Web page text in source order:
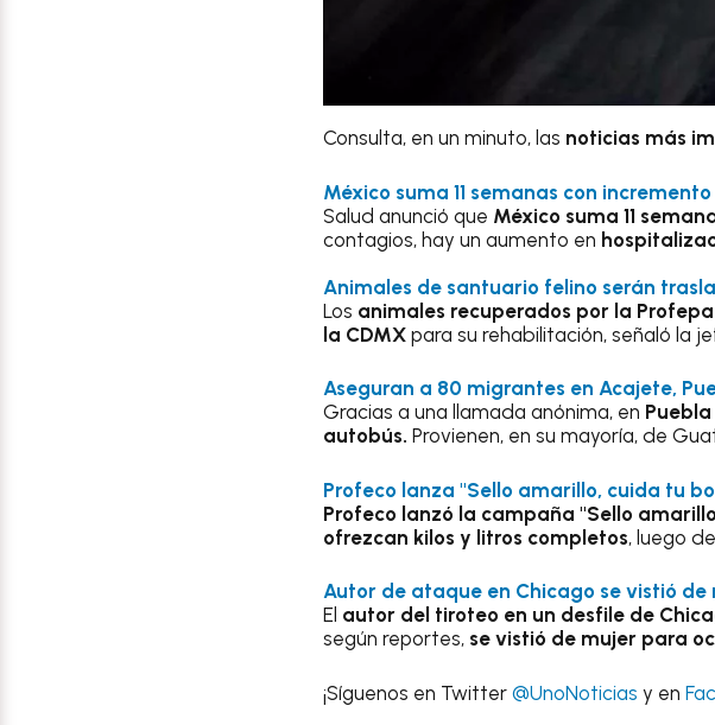
Consulta, en un minuto, las noticias más
México suma 11 semanas con
Salud anunció que México suma 11
contagios, hay un aumento en
Animales de santuario felino serán
Los animales recuperados por la
la CDMX para su rehabilitación, señaló la
Aseguran a 80 migrantes en Acajete,
Gracias a una llamada anónima, en
autobús. Provienen, en su mayoría, de
Profeco lanza "Sello amarillo, cuida tu
Profeco lanzó la campaña "Sello
ofrezcan kilos y litros completos, luego
Autor de ataque en Chicago se vistió de
El autor del tiroteo en un desfile de
según reportes, se vistió de mujer para
¡Síguenos en Twitter @UnoNoticias y en